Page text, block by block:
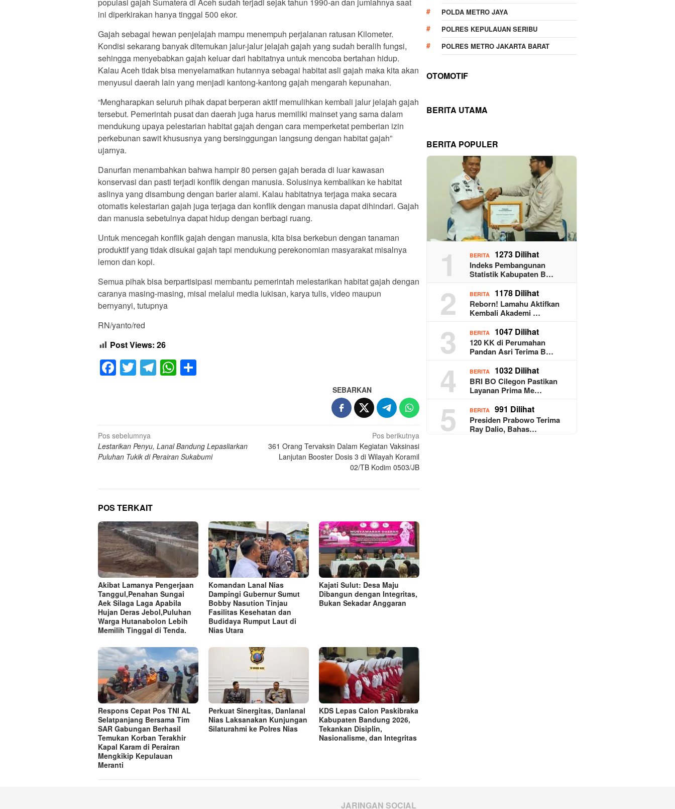
ini diperkirakan hanya tinggal 500 ekor.
Gajah sebagai hewan penjelajah mampu menempuh perjalanan ratusan Kilometer.
Kondisi sekarang banyak ditemukan jalur-jalur jelajah gajah yang sudah beralih fungsi,
sehingga menyebabkan gajah keluar dari habitatnya untuk mencoba bertahan hidup.
Kalau Aceh tidak bisa menyelamatkan hutannya sebagai habitat asli gajah maka kita akan
menyusul daerah lain yang menjadi kantong-kantong gajah mengarah kepunahan.
“Mengharapkan seluruh pihak dapat berperan aktif memulihkan kembali jalur jelajah gajah
tersebut. Pemerintah pusat dan daerah juga harus memiliki mainset yang sama dalam
mendukung upaya pelestarian habitat gajah dengan cara memperketat pemberian izin
perkebunan sawit khususnya yang bersinggungan langsung dengan habitat gajah”
ujarnya.
Danurfan menambahkan bahwa hampir 80 persen gajah berada di luar kawasan
konservasi dan pasti terjadi konflik dengan manusia. Solusinya kembalikan ke habitat
aslinya yang disambung dengan barier alami. Kalau habitatnya terjaga maka secara
otomatis kelestarian gajah juga terjaga dan konflik dengan manusia dapat dihindari. Gajah
dan manusia sebetulnya dapat hidup dengan berbagi ruang.
Untuk mencegah konflik gajah dengan manusia, kita bisa berkebun dengan tanaman
produktif yang tidak disukai gajah tapi mendukung perekonomian masyarakat misalnya
lemon dan kopi.
Semua pihak bisa berpartisipasi membantu pemerintah melestarikan habitat gajah dengan
caranya masing-masing, misal melalui media lukisan, karya tulis, video maupun
bernyanyi, tutupnya
RN/yanto/red
Post Views: 26
Facebook
Twitter
Telegram
WhatsApp
SEBARKAN
Navigasi
pos
Pos sebelumnya
Lestarikan Penyu, Lanal Bandung Lepasliarkan
Puluhan Tukik di Perairan Sukabumi
Pos berikutnya
361 Orang Tervaksin Dalam Kegiatan Vaksinasi
Lanjutan Booster Dosis 3 di Wilayah Koramil
02/TB Kodim 0503/JB
POS TERKAIT
Akibat Lamanya Pengerjaan
Tanggul,Penahan Sungai
Aek Silaga Laga Apabila
Hujan Deras Jebol,Puluhan
Warga Hutanabolon Lebih
Memilih Tinggal di Tenda.
Komandan Lanal Nias
Dampingi Gubernur Sumut
Bobby Nasution Tinjau
Fasilitas Kesehatan dan
Budidaya Rumput Laut di
Nias Utara
Kajati Sulut: Desa Maju
Dibangun dengan Integritas,
Bukan Sekadar Anggaran
Respons Cepat Pos TNI AL
Selatpanjang Bersama Tim
SAR Gabungan Berhasil
Temukan Korban Terakhir
Kapal Karam di Perairan
Mengkikip Kepulauan
Meranti
Perkuat Sinergitas, Danlanal
Nias Laksanakan Kunjungan
Silaturahmi ke Polres Nias
KDS Lepas Calon Paskibraka
Kabupaten Bandung 2026,
Tekankan Disiplin,
Nasionalisme, dan Integritas
POLDA METRO JAYA
POLRES KEPULAUAN SERIBU
POLRES METRO JAKARTA BARAT
OTOMOTIF
BERITA UTAMA
BERITA POPULER
1 BERITA 1273 Dilihat
Indeks Pembangunan
Statistik Kabupaten B…
2 BERITA 1178 Dilihat
Reborn! Lamahu Aktifkan
Kembali Akademi …
3 BERITA 1047 Dilihat
120 KK di Perumahan
Pandan Asri Terima B…
4 BERITA 1032 Dilihat
BRI BO Cilegon Pastikan
Layanan Prima Me…
5 BERITA 991 Dilihat
Presiden Prabowo Terima
Ray Dalio, Bahas…
JARINGAN SOCIAL